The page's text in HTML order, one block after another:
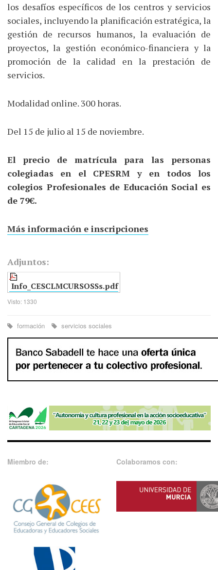
los desafíos específicos de los centros y servicios
sociales, incluyendo la planificación estratégica, la
gestión de recursos humanos, la evaluación de
proyectos, la gestión económico-financiera y la
promoción de la calidad en la prestación de
servicios.
Modalidad online. 300 horas.
Del 15 de julio al 15 de noviembre.
El precio de matrícula para las personas
colegiadas en el CPESRM y en todos los
colegios Profesionales de Educación Social es
de 79€.
Más información e inscripciones
Adjuntos:
Info_CESCLMCURSOSSs.pdf
Visto: 1330
formación servicios sociales
Miembro de: Colaboramos con: